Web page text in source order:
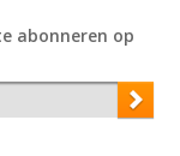
abonneren op